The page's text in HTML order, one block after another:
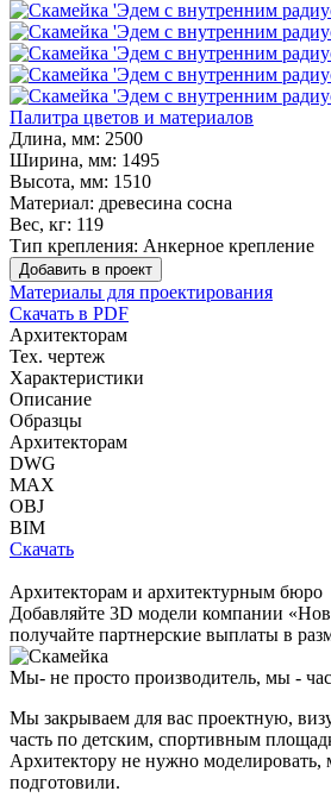
Палитра цветов и материалов
Длина, мм: 2500
Ширина, мм: 1495
Высота, мм: 1510
Материал: древесина сосна
Вес, кг: 119
Тип крепления: Анкерное крепление
Добавить в проект
Материалы для проектирования
Скачать в PDF
Архитекторам
Тех. чертеж
Характеристики
Описание
Образцы
Архитекторам
DWG
MAX
OBJ
BIM
Скачать
Архитекторам и архитектурным бюро
Добавляйте 3D модели компании
получайте партнерские выплаты в
Мы- не просто производитель, мы -
Мы закрываем для вас проектную,
часть по детским, спортивным
Архитектору не нужно моделировать,
подготовили.